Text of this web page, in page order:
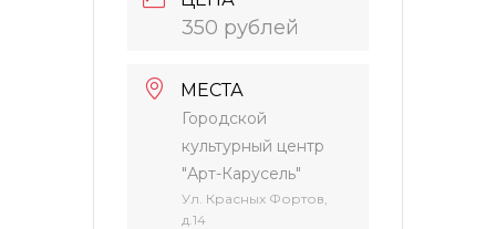
350 рублей
МЕСТА
Городской
культурный центр
"Арт-Карусель"
Ул. Красных Фортов,
д.14